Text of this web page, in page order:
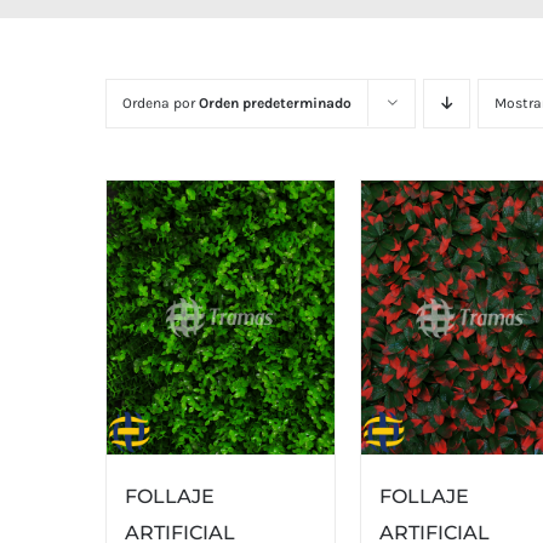
Ordena porOrden predeterminado
FOLLAJE
ARTIFICIAL
FOLLAJE
ARTIFICIAL